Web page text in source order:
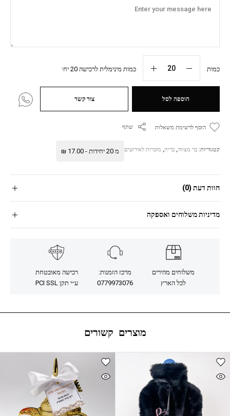
כמות כמות מינימלית לרכישה 20 יח׳
הוספה לסל צור קשר
הוסף לרשימת משאלות שתף
קטגוריות: בר מצווה, ברית, מזכרות לאירועים מ 20 יחידות - ₪ 17.00
חוות דעת (0)
מדיניות משלוחים ואספקה
משלוחים מהירים
לכל הארץ
מרכז הזמנות:
0779973076
רכישה מאובטחת
ע״י תקן PCI SSL
מוצרים קשורים